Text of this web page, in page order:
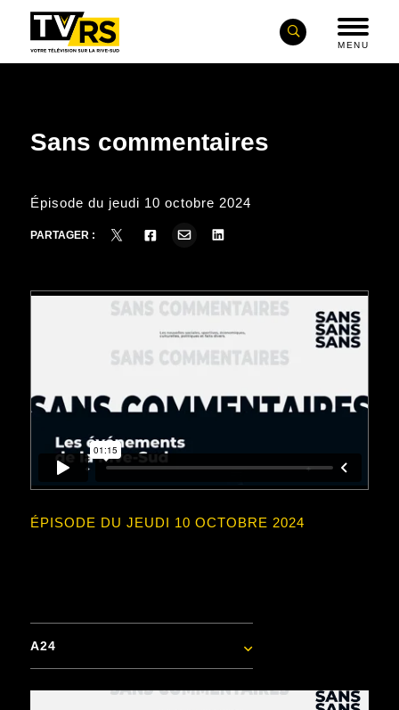
MENU
Sans commentaires
Épisode du jeudi 10 octobre 2024
PARTAGER :
ÉPISODE DU JEUDI 10 OCTOBRE 2024
A24